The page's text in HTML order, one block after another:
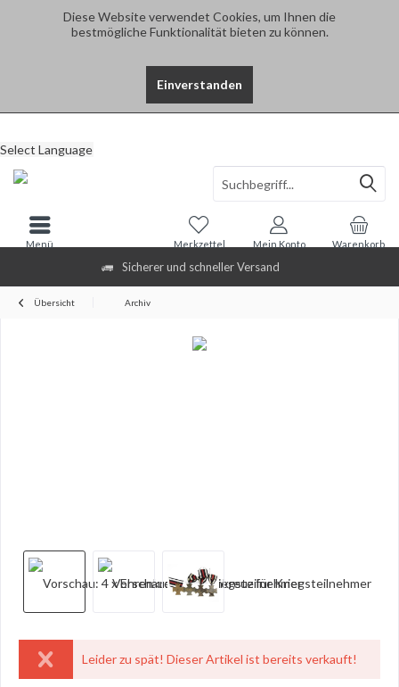
Diese Website verwendet Cookies, um Ihnen die
bestmögliche Funktionalität bieten zu können.
Einverstanden
Sicherer und schneller Versand
Select Language
Warenkorb
Merkzettel Mein Konto
Menü
Übersicht Archiv
Leider zu spät! Dieser Artikel ist bereits verkauft!